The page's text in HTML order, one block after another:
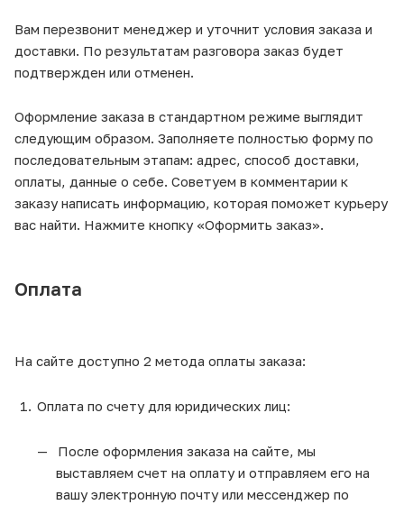
Вам перезвонит менеджер и уточнит условия заказа и
доставки. По результатам разговора заказ будет
подтвержден или отменен.
Оформление заказа в стандартном режиме выглядит
следующим образом. Заполняете полностью форму по
последовательным этапам: адрес, способ доставки,
оплаты, данные о себе. Советуем в комментарии к
заказу написать информацию, которая поможет курьеру
вас найти. Нажмите кнопку «Оформить заказ».
Оплата
На сайте доступно 2 метода оплаты заказа:
Оплата по счету для юридических лиц:
После оформления заказа на сайте, мы
выставляем счет на оплату и отправляем его на
вашу электронную почту или мессенджер по